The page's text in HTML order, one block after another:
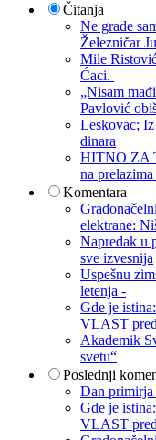
Čitanja
Ne grade
Železničar
Mile
Ćaci.
„Nisam
Pavlović
Leskovac;
dinara
HITNO ZA
na
Komentara
elektrane:
Napredak u
sve izvesnija
Uspešnu
letenja -
Gde je
VLAST
Akademik
svetu“
Poslednji
Dan primirja
Gde je
VLAST